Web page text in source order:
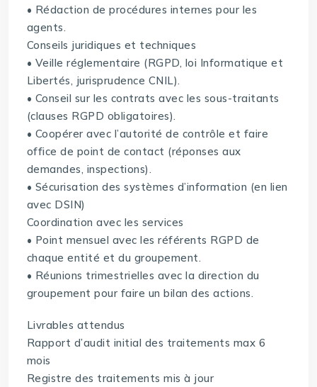
• Rédaction de procédures internes pour les
agents.
Conseils juridiques et techniques
• Veille réglementaire (RGPD, loi Informatique et
Libertés, jurisprudence CNIL).
• Conseil sur les contrats avec les sous-traitants
(clauses RGPD obligatoires).
• Coopérer avec l’autorité de contrôle et faire
office de point de contact (réponses aux
demandes, inspections).
• Sécurisation des systèmes d’information (en lien
avec DSIN)
Coordination avec les services
• Point mensuel avec les référents RGPD de
chaque entité et du groupement.
• Réunions trimestrielles avec la direction du
groupement pour faire un bilan des actions.
Livrables attendus
Rapport d’audit initial des traitements max 6
mois
Registre des traitements mis à jour